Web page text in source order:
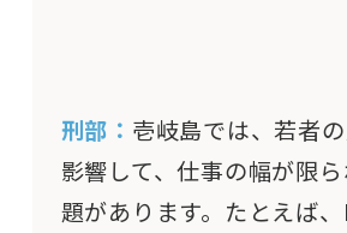
刑部： 壱岐島では、若者
影響して、仕事の幅が限
題があります。たとえば